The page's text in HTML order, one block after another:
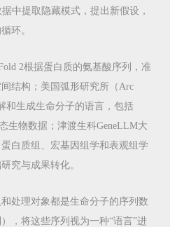
中提取隐藏模式，提出新假设，
环。
2根据蛋白质的氨基酸序列，准
结构；美国弧形研究所（Arc
和生成生命分子的语言，包括
生物数据；津渡生科GeneLLM大
白质组、宏基因组学和表观组学
究与成果转化。
处理对象都是生命分子的序列数
，将这些序列视为一种“语言”进